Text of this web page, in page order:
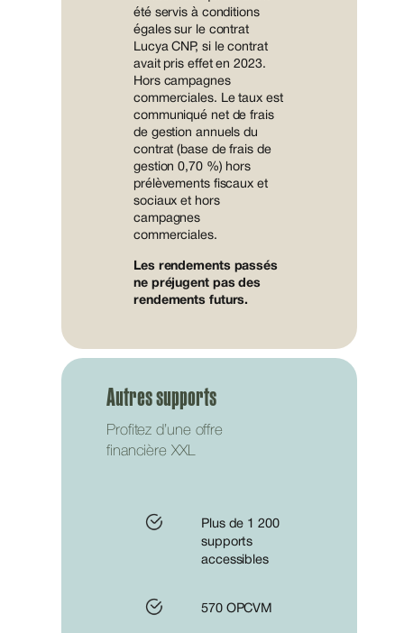
été servis à conditions
égales sur le contrat
Lucya CNP, si le contrat
avait pris effet en 2023.
Hors campagnes
commerciales. Le taux est
communiqué net de frais
de gestion annuels du
contrat (base de frais de
gestion 0,70 %) hors
prélèvements fiscaux et
sociaux et hors
campagnes
commerciales.
Les rendements passés
ne préjugent pas des
rendements futurs.
Autres supports
Profitez d’une offre
financière XXL
Plus de 1 200
supports
accessibles
570 OPCVM